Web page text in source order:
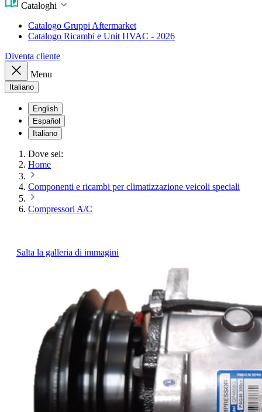
Cataloghi
Catalogo Gruppi Aftermarket
Catalogo Ricambi e Unit HVAC - 2026
Diventa cliente
Menu
Italiano
English
Español
Italiano
Dove sei:
Home
Componenti e ricambi per climatizzazione veicoli speciali
Compressori A/C
Salta la galleria di immagini